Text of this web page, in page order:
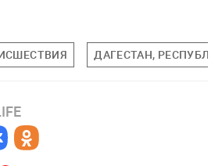
ДАГЕСТАН,